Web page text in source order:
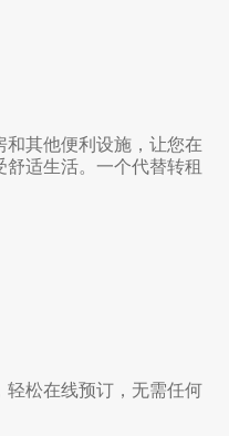
其他便利设施，让您在
适生活。一个代替转租
松在线预订，无需任何